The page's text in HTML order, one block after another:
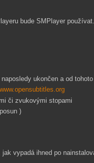
bude SMPlayer
ukončen a od
www.opensubtitles.org
či zvukovými stopami
)
vypadá ihned po